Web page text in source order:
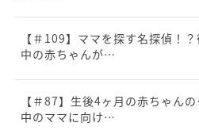
【＃109】ママを探す名探偵！
中の赤ちゃんが…
【＃87】生後4ヶ月の赤ちゃん
中のママに向け…